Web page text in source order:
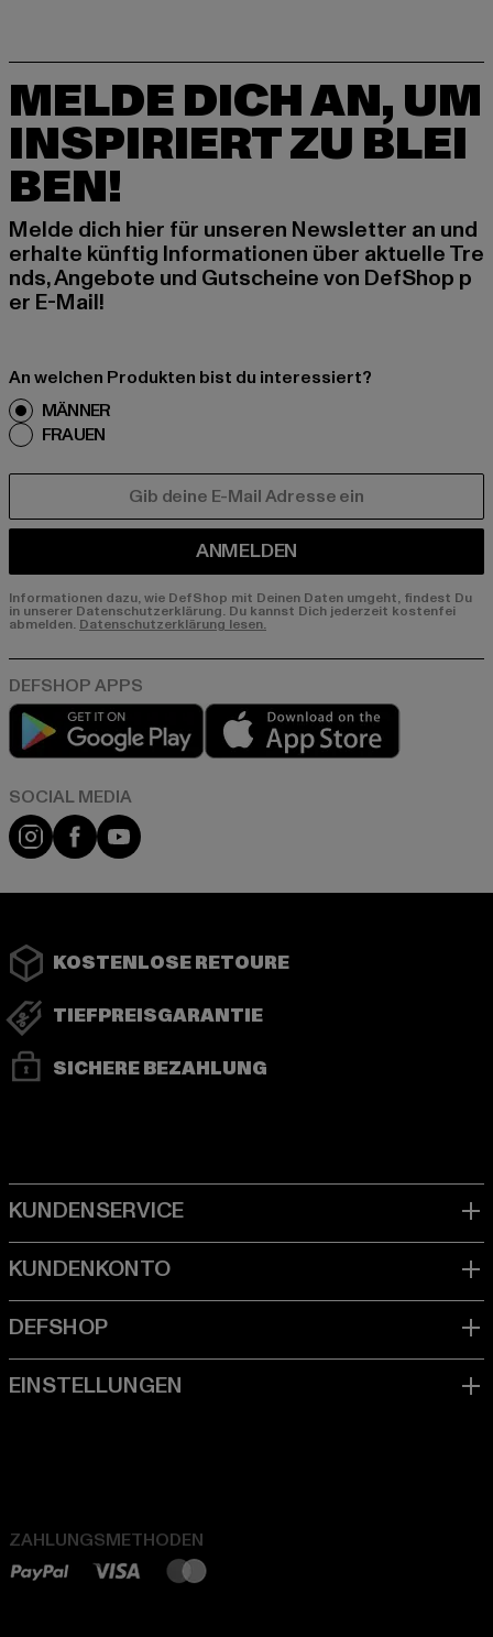
MELDE DICH AN, UM
INSPIRIERT ZU BLEI
BEN!
Melde dich hier für unseren Newsletter an und
erhalte künftig Informationen über aktuelle Tre
nds, Angebote und Gutscheine von DefShop p
er E-Mail!
An welchen Produkten bist du interessiert?
MÄNNER
FRAUEN
ANMELDEN
Informationen dazu, wie DefShop mit Deinen Daten umgeht, findest Du
in unserer Datenschutzerklärung. Du kannst Dich jederzeit kostenfei
abmelden. Datenschutzerklärung lesen.
Play market
Instagram
FacebookYouTube
KOSTENLOSE RETOURE
TIEFPREISGARANTIE
SICHERE BEZAHLUNG
ZAHLUNGSMETHODEN